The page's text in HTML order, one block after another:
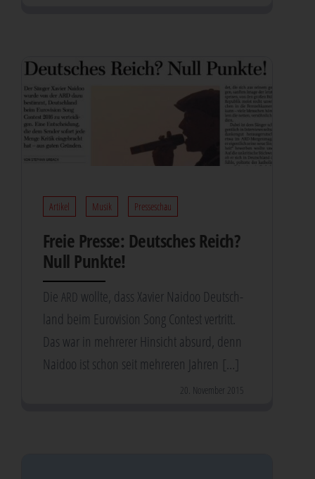
Artikel Musik Presseschau
Freie Pres­se: Deut­sches Reich?
Null Punkte!
Die ARD woll­te, dass Xavier Naidoo Deutsch­
land beim Euro­vi­si­on Song Con­test ver­tritt.
Das war in meh­re­rer Hin­sicht absurd, denn
Naidoo ist schon seit meh­re­ren Jahren […]
20. November 2015